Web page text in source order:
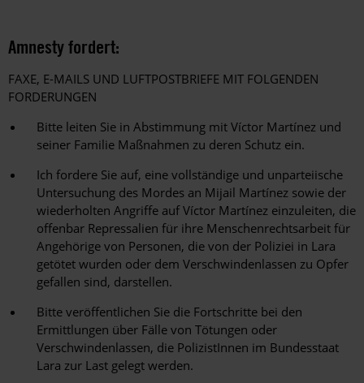
Amnesty fordert:
FAXE, E-MAILS UND LUFTPOSTBRIEFE MIT FOLGENDEN
FORDERUNGEN
Bitte leiten Sie in Abstimmung mit Víctor Martínez und
seiner Familie Maßnahmen zu deren Schutz ein.
Ich fordere Sie auf, eine vollständige und unparteiische
Untersuchung des Mordes an Mijail Martínez sowie der
wiederholten Angriffe auf Víctor Martínez einzuleiten, die
offenbar Repressalien für ihre Menschenrechtsarbeit für
Angehörige von Personen, die von der Poliziei in Lara
getötet wurden oder dem Verschwindenlassen zu Opfer
gefallen sind, darstellen.
Bitte veröffentlichen Sie die Fortschritte bei den
Ermittlungen über Fälle von Tötungen oder
Verschwindenlassen, die PolizistInnen im Bundesstaat
Lara zur Last gelegt werden.